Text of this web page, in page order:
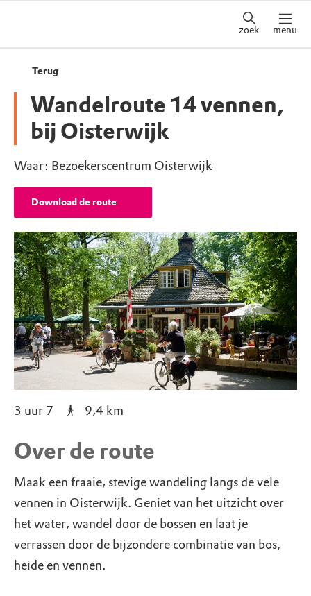
zoek menu
Terug
Wandelroute 14 vennen,
bij Oisterwijk
Waar: Bezoekerscentrum Oisterwijk
Download de route
3 uur 7 9,4 km
Over de route
Maak een fraaie, stevige wandeling langs de vele
vennen in Oisterwijk. Geniet van het uitzicht over
het water, wandel door de bossen en laat je
verrassen door de bijzondere combinatie van bos,
heide en vennen.